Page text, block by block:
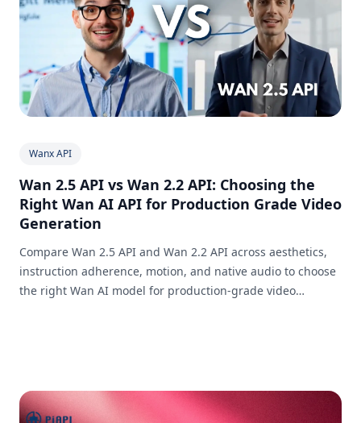
Wanx API
Wan 2.5 API vs Wan 2.2 API: Choosing the
Right Wan AI API for Production Grade Video
Generation
Compare Wan 2.5 API and Wan 2.2 API across aesthetics,
instruction adherence, motion, and native audio to choose
the right Wan AI model for production-grade video